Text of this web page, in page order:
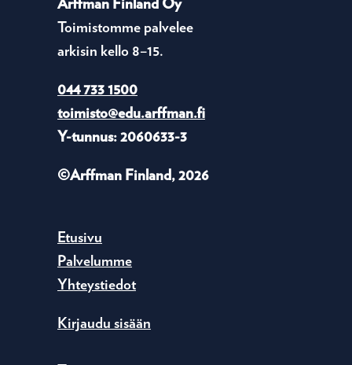
Arffman Finland Oy
Toimistomme palvelee
arkisin kello 8–15.
044 733 1500
toimisto@edu.arffman.fi
Y-tunnus: 2060633-3
©Arffman Finland, 2026
Etusivu
Palvelumme
Yhteystiedot
Kirjaudu sisään